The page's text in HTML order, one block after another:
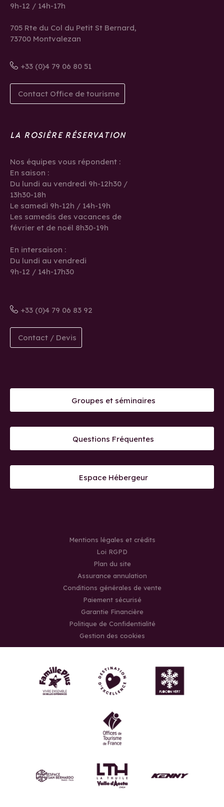
9h-12 / 14h-17h
705 Rte du Col du Petit St Bernard,
73700 Montvalezan
+33 (0)4 79 06 80 51
Contact Office de tourisme
LA ROSIÈRE RÉSERVATION
Nos équipes vous répondent :
En saison :
Du lundi au vendredi 9h-12h30 /
13h30-18h
Le samedi 9h-12h / 14h-19h
Les samedis des vacances de
février et de noël 8h30-19h
En intersaison :
Du lundi au vendredi
9h-12 / 14h-17h30
+33 (0)4 79 06 83 92
Contact / Devis
Groupes et séminaires
Questions Fréquentes
Espace Hébergeur
Mentions légales et crédits
Loi RGPD
Plan du site
Assurance annulation
Conditions générales de vente
Paiement sécurisé
Garantie Financière
Politique de Confidentialité
Gestion des cookies